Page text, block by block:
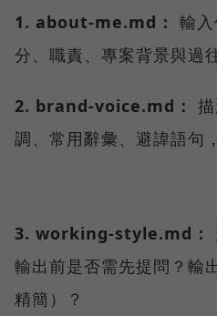
1. about-me.md： 輸
分、職責、專案背景與過
2. brand-voice.md：
調、常用辭彙、避諱語句
3. working-style.md：
輸出前是否需先提問？輸
精簡）？